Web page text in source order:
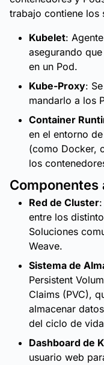
trabajo contiene los
Kubelet:
asegurando
en un Pod.
Kube-Proxy:
mandarlo a los
Container
en el entorno
(como Docker,
los
Red de Cluster
entre los
Soluciones
Weave.
Sistema de
Persistent
Claims (PVC),
almacenar
del ciclo de
Dashboard de
usuario web